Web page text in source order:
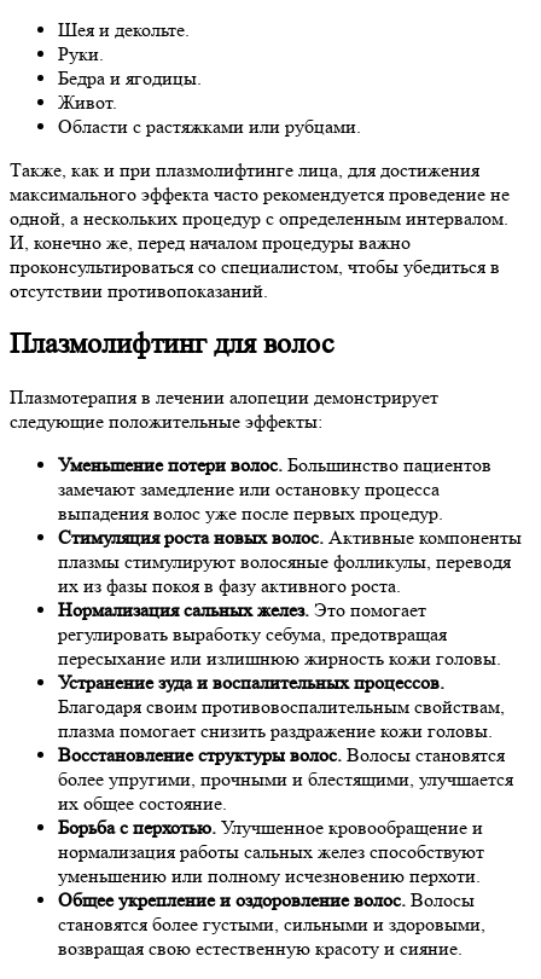
Шея и декольте.
Руки.
Бедра и ягодицы.
Живот.
Области с растяжками или рубцами.
Также, как и при плазмолифтинге лица, для достижения
максимального эффекта часто рекомендуется проведение не
одной, а нескольких процедур с определенным интервалом.
И, конечно же, перед началом процедуры важно
проконсультироваться со специалистом, чтобы убедиться в
отсутствии противопоказаний.
Плазмолифтинг для волос
Плазмотерапия в лечении алопеции демонстрирует
следующие положительные эффекты:
Уменьшение потери волос. Большинство пациентов
замечают замедление или остановку процесса
выпадения волос уже после первых процедур.
Стимуляция роста новых волос. Активные компоненты
плазмы стимулируют волосяные фолликулы, переводя
их из фазы покоя в фазу активного роста.
Нормализация сальных желез. Это помогает
регулировать выработку себума, предотвращая
пересыхание или излишнюю жирность кожи головы.
Устранение зуда и воспалительных процессов.
Благодаря своим противовоспалительным свойствам,
плазма помогает снизить раздражение кожи головы.
Восстановление структуры волос. Волосы становятся
более упругими, прочными и блестящими, улучшается
их общее состояние.
Борьба с перхотью. Улучшенное кровообращение и
нормализация работы сальных желез способствуют
уменьшению или полному исчезновению перхоти.
Общее укрепление и оздоровление волос. Волосы
становятся более густыми, сильными и здоровыми,
возвращая свою естественную красоту и сияние.